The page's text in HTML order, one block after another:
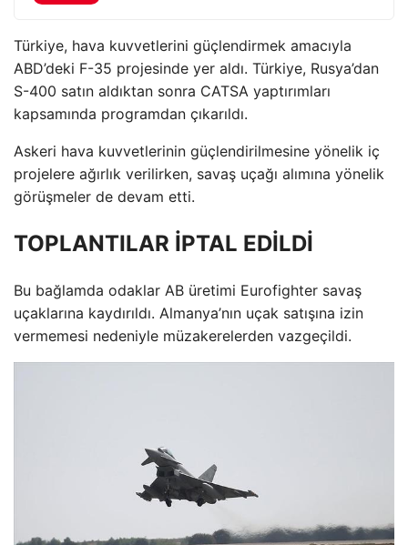
Türkiye, hava kuvvetlerini güçlendirmek amacıyla
ABD’deki F-35 projesinde yer aldı. Türkiye, Rusya’dan
S-400 satın aldıktan sonra CATSA yaptırımları
kapsamında programdan çıkarıldı.
Askeri hava kuvvetlerinin güçlendirilmesine yönelik iç
projelere ağırlık verilirken, savaş uçağı alımına yönelik
görüşmeler de devam etti.
TOPLANTILAR İPTAL EDİLDİ
Bu bağlamda odaklar AB üretimi Eurofighter savaş
uçaklarına kaydırıldı. Almanya’nın uçak satışına izin
vermemesi nedeniyle müzakerelerden vazgeçildi.